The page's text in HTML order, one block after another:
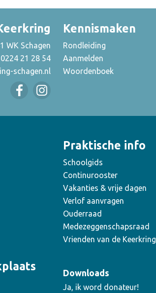
WK Schagen
0224 21 28 54
schagen.nl
Kennismaken
Rondleiding
Aanmelden
Woordenboek
Praktische info
Schoolgids
Continurooster
Vakanties & vrije dagen
Verlof aanvragen
Ouderraad
Medezeggenschapsraad
Vrienden van de Keerkring
Downloads
Ja, ik word donateur!